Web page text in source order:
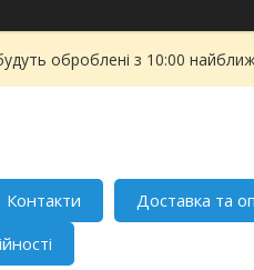
оброблені з 10:00
Контакти Доставка та